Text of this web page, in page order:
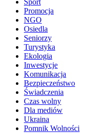
Promocja
NGO
Osiedla
Seniorzy
Turystyka
Ekologia
Inwestycje
Komunikacja
Bezpieczeństwo
Świadczenia
Czas wolny
Dla mediów
Ukraina
Pomnik Wolności